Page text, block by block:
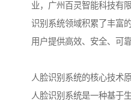
业，广州百灵智能科技有
识别系统领域积累了丰富
用户提供高效、安全、可
人脸识别系统的核心技术
人脸识别系统是一种基于